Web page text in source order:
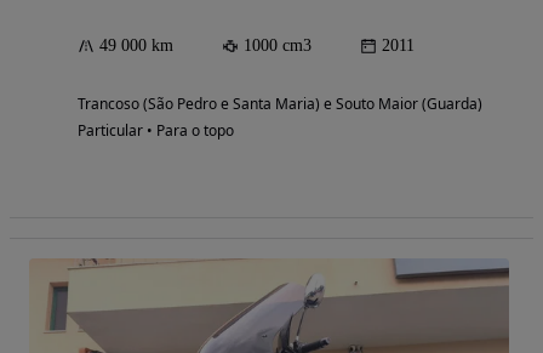
49 000 km 1000 cm3 2011
Trancoso (São Pedro e Santa Maria) e Souto Maior (Guarda)
Particular • Para o topo